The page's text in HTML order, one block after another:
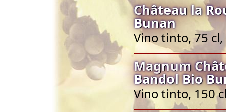
Château la
Bunan
Vino tinto, 75
Magnum
Bandol Bio
Vino tinto, 150